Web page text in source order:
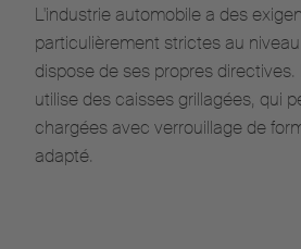
L'industrie automobile a des
particulièrement strictes au
dispose de ses propres
utilise des caisses grillagées, qui
chargées avec verrouillage de
adapté.